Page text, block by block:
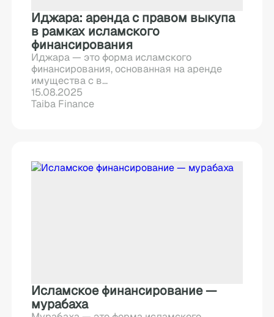
Иджара: аренда с правом выкупа
в рамках исламского
финансирования
Иджара — это форма исламского
финансирования, основанная на аренде
имущества с в...
15.08.2025
Taiba Finance
Исламское финансирование —
мурабаха